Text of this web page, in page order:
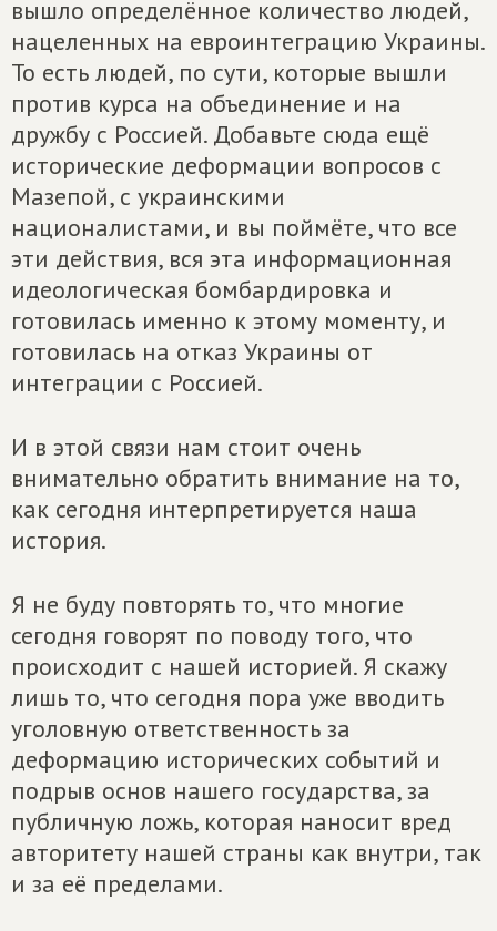
вышло определённое количество людей,
нацеленных на евроинтеграцию Украины.
То есть людей, по сути, которые вышли
против курса на объединение и на
дружбу с Россией. Добавьте сюда ещё
исторические деформации вопросов с
Мазепой, с украинскими
националистами, и вы поймёте, что все
эти действия, вся эта информационная
идеологическая бомбардировка и
готовилась именно к этому моменту, и
готовилась на отказ Украины от
интеграции с Россией.
И в этой связи нам стоит очень
внимательно обратить внимание на то,
как сегодня интерпретируется наша
история.
Я не буду повторять то, что многие
сегодня говорят по поводу того, что
происходит с нашей историей. Я скажу
лишь то, что сегодня пора уже вводить
уголовную ответственность за
деформацию исторических событий и
подрыв основ нашего государства, за
публичную ложь, которая наносит вред
авторитету нашей страны как внутри, так
и за её пределами.